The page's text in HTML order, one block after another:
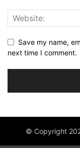
Save my name,
next time I comment.
© Copyright